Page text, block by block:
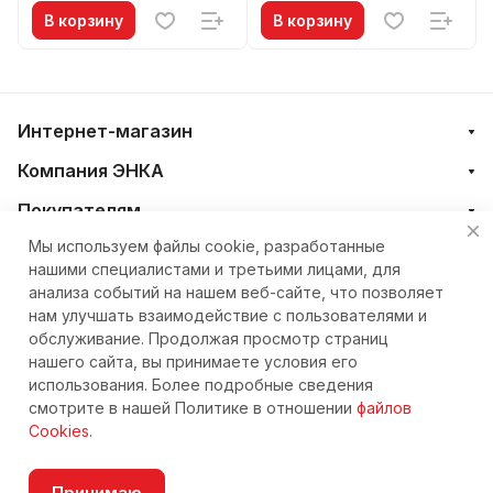
В корзину В корзину
Интернет-магазин
Компания ЭНКА
Покупателям
+7 (4212) 23-33-33
eshop@nkteh.ru
© 2026 Интернет-магазин ЭНКА техника
Мы используем файлы cookie, разработанные
нашими специалистами и третьими лицами, для
анализа событий на нашем веб-сайте, что позволяет
нам улучшать взаимодействие с пользователями и
обслуживание. Продолжая просмотр страниц
нашего сайта, вы принимаете условия его
использования. Более подробные сведения
смотрите в нашей Политике в отношении файлов
Cookies.